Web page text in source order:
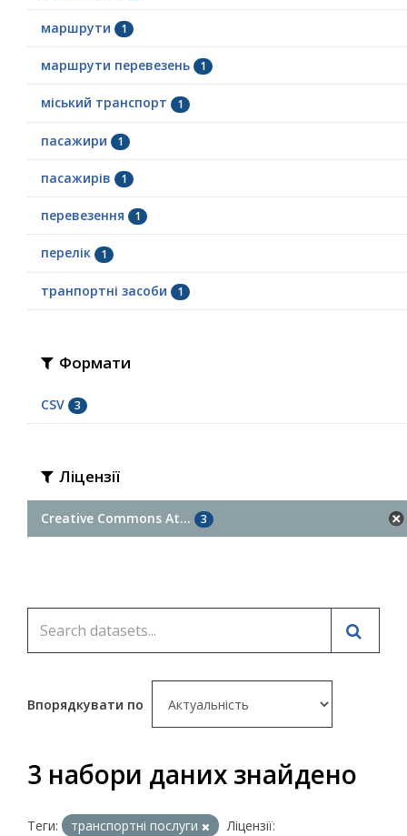
маршрути 1
маршрути перевезень 1
міський транспорт 1
пасажири 1
пасажирів 1
перевезення 1
перелік 1
транпортні засоби 1
Формати
CSV 3
Ліцензії
Creative Commons At... 3
Впорядкувати по
3 набори даних знайдено
Теги: транспортні послуги
Ліцензії: